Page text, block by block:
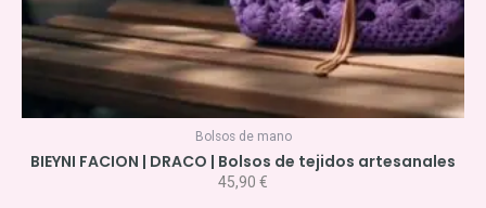
Bolsos de mano
BIEYNI FACION | DRACO | Bolsos de tejidos artesanales
45,90 €